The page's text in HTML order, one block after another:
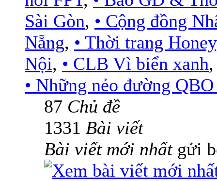
Sài Gòn, • Cộng đồng
Nẵng, • Thời trang Honey
Nội, • CLB Vì biển xanh
• Những nẻo đường
87 Chủ đề
1331 Bài viết
Bài viết mới nhấtgửi